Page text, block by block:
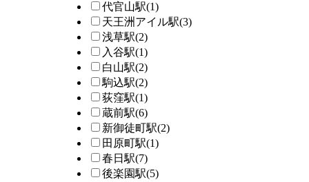
代官山駅(1)
天王洲アイル駅(3)
浅草駅(2)
入谷駅(1)
白山駅(2)
駒込駅(2)
荻窪駅(1)
蔵前駅(6)
新御徒町駅(2)
田原町駅(1)
春日駅(7)
後楽園駅(5)